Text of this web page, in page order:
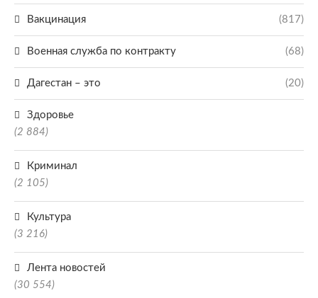
Вакцинация (817)
Военная служба по контракту (68)
Дагестан – это (20)
Здоровье
(2 884)
Криминал
(2 105)
Культура
(3 216)
Лента новостей
(30 554)